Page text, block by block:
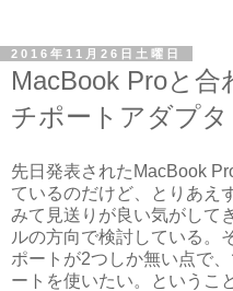
2016年11月26日土曜日
MacBook Proと
チポートアダプタ
先日発表されたMacBook
ているのだけど、とりあえ
みて見送りが良い気がして
ルの方向で検討している。
ポートが2つしか無い点で
ートを使いたい。というこ